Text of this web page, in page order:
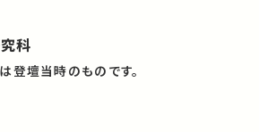
科
登壇当時のものです。